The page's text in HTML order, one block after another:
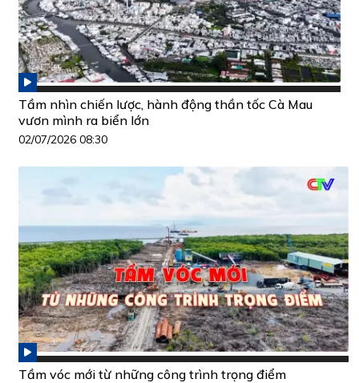
Tầm nhìn chiến lược, hành động thần tốc Cà Mau
vươn mình ra biển lớn
02/07/2026 08:30
Tầm vóc mới từ những công trình trọng điểm